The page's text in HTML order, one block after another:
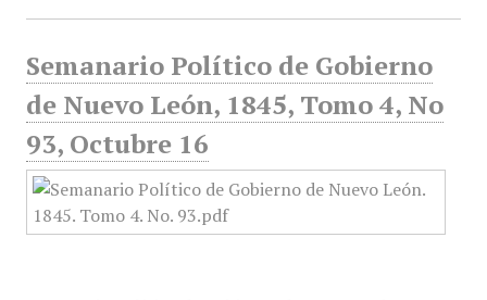
Semanario Político de Gobierno
de Nuevo León, 1845, Tomo 4, No
93, Octubre 16